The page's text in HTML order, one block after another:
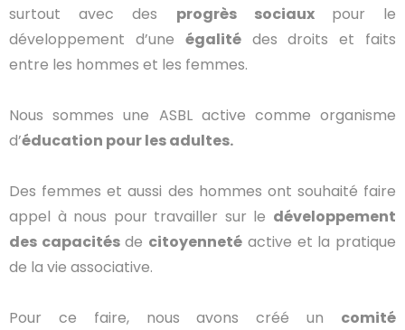
surtout avec des progrès sociaux pour le
développement d’une égalitédes droits et faits
entre les hommes et les femmes.
Nous sommes une ASBL active comme organisme
d’éducation pour les adultes.
Des femmes et aussi des hommes ont souhaité faire
appel à nous pour travailler sur le développement
des capacitésde citoyenneté active et la pratique
de la vie associative.
Pour ce faire, nous avons créé un comité